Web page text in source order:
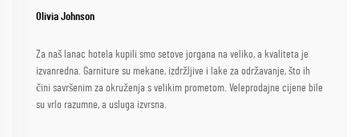
Olivia Johnson
Za naš lanac hotela kupili smo setove jorgana na veliko, a kvaliteta je
izvanredna. Garniture su mekane, izdržljive i lake za održavanje, što ih
čini savršenim za okruženja s velikim prometom. Veleprodajne cijene bile
su vrlo razumne, a usluga izvrsna.